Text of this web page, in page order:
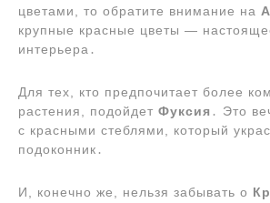
цветами, то обратите внимание на
крупные красные цветы ―
интерьера․
Для тех, кто предпочитает более
растения, подойдет Фуксия ․ Это
с красными стеблями, который
подоконник․
И, конечно же, нельзя забывать о